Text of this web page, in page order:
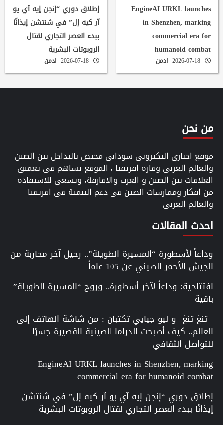
EngineAI URKL launches
in Shenzhen, marking
commercial era for
humanoid combat
ادمن
إطلاق دوري “إنجن إيه آي يو
آر كيه إل” في شنتشن إيذانًا
ببدء العصر التجاري لقتال
الروبوتات البشرية
ادمن
من نحن
موقع اخباري اليكتروني سوداني مختص بالتداخل بين الصين
والعالم العربي وقارة افريقيا ، الموقع يساهم في تعميق
العلاقات بين الصين و العرب والافارقة، ويسعى للاستفادة
من افكار وممارسات الصين في دعم التنمية في افريقيا
والعالم العربي
احدث المقالات
وداعاً لأسطورة “المسيرة الطويلة”.. رحيل آخر محاربة من
الجيش الأحمر الصيني عن 105 عاماً
افتتاحية: وداعاً لآخر أسطورة.. وروح “المسيرة الطويلة”
باقية
تنغ تنغ و ليو جيايي تكتبان : من شاشة الهاتف إلى
العالم.. كيف أصبحت الدراما الصينية القصيرة جسرًا
للتواصل الثقافي
EngineAI URKL launches in Shenzhen, marking
commercial era for humanoid combat
إطلاق دوري “إنجن إيه آي يو آر كيه إل” في شنتشن
إيذانًا ببدء العصر التجاري لقتال الروبوتات البشرية